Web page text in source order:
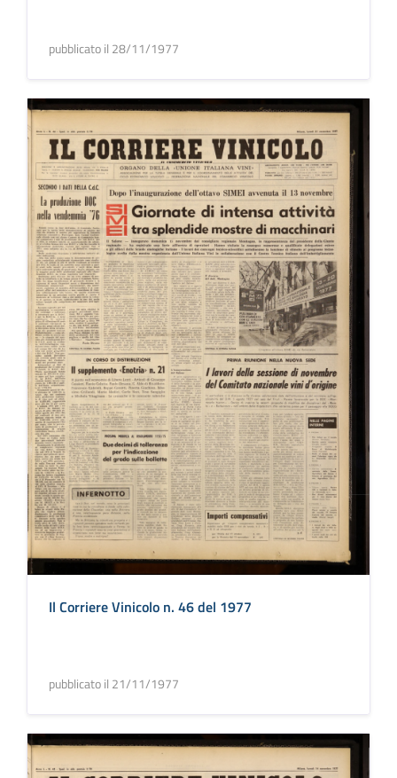
pubblicato il 28/11/1977
Il Corriere Vinicolo n. 46 del 1977
pubblicato il 21/11/1977